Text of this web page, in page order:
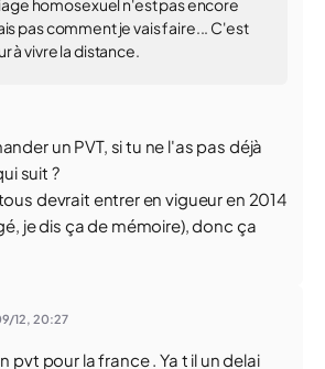
homosexuel n'est pas encore
pas comment je vais faire... C'est
à vivre la distance.
un PVT, si tu ne l'as pas déjà
suit ?
devrait entrer en vigueur en 2014
je dis ça de mémoire), donc ça
12, 20:27
pvt pour la france . Ya t il un delai